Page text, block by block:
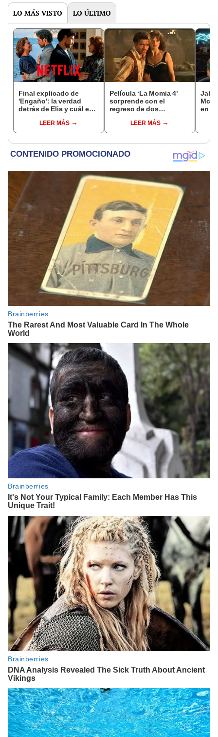
LO MÁS VISTO LO ÚLTIMO
Final explicado de
'Engaño': la verdad
detrás de Elia y cuál es
Gabriella en la serie
italiana
LEER MÁS
Película ‘La Momia 4’
sorprende con el
regreso de dos
junto a Brendan Fraser y
Rachel Weisz
LEER MÁS
Jake
en